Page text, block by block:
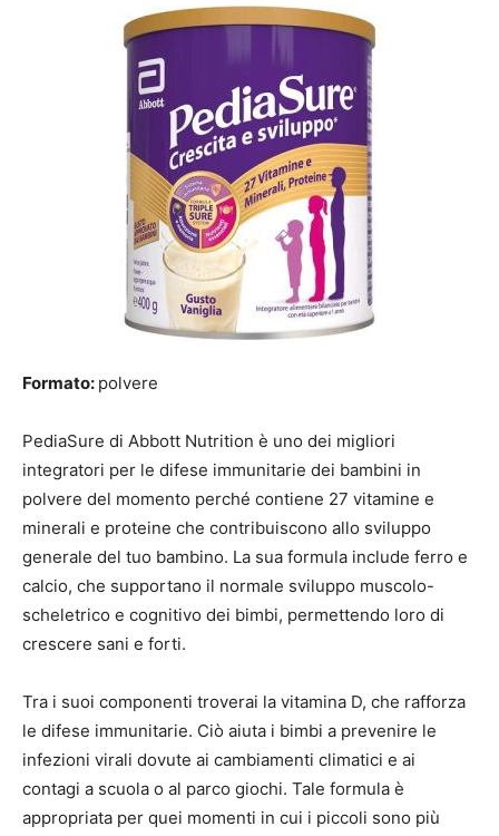
Formato: polvere
PediaSure di Abbott Nutrition è uno dei migliori
integratori per le difese immunitarie dei bambini in
polvere del momento perché contiene 27 vitamine e
minerali e proteine che contribuiscono allo sviluppo
generale del tuo bambino. La sua formula include ferro e
calcio, che supportano il normale sviluppo muscolo-
scheletrico e cognitivo dei bimbi, permettendo loro di
crescere sani e forti.
Tra i suoi componenti troverai la vitamina D, che rafforza
le difese immunitarie. Ciò aiuta i bimbi a prevenire le
infezioni virali dovute ai cambiamenti climatici e ai
contagi a scuola o al parco giochi. Tale formula è
appropriata per quei momenti in cui i piccoli sono più